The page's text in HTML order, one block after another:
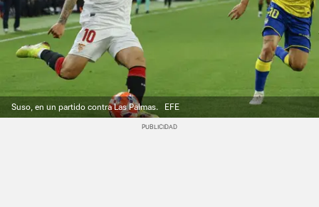
Suso, en un partido contra Las Palmas. EFE